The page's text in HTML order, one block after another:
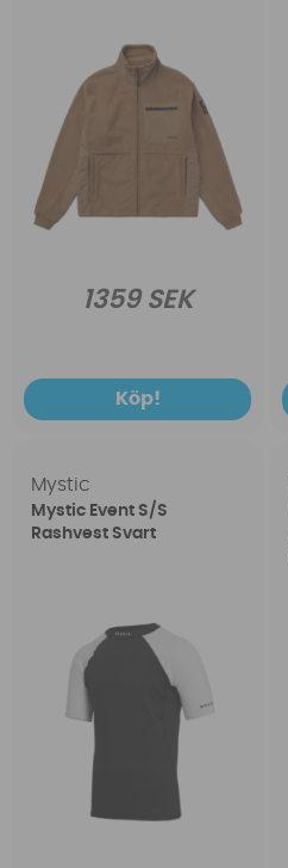
1359 SEK
Köp!
Mystic
Mystic Event S/S
Rashvest Svart